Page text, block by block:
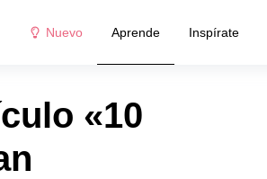
Nuevo Aprende Inspírate
«10